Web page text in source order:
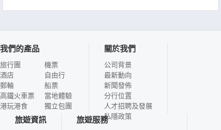
我們的產品
旅行團
酒店
郵輪
高鐵火車票
港玩港食
機票
自由行
船票
當地體驗
獨立包團
關於我們
公司背景
最新動向
新聞發佈
分行位置
人才招聘及發展
私隱政策
旅遊資訊 旅遊服務